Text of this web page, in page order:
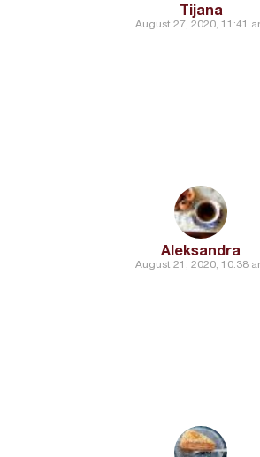
Tijana
August 27, 2020, 11:41
Aleksandra
August 21, 2020, 10:38